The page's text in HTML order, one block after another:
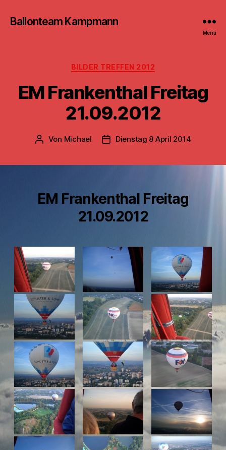
Ballonteam Kampmann
Menü
Kategorien
BILDER TREFFEN 2012
EM Frankenthal Freitag
21.09.2012
Beitragsautor
Von Michael Beitragsdatum
Dienstag 8 April 2014
EM Frankenthal Freitag
21.09.2012